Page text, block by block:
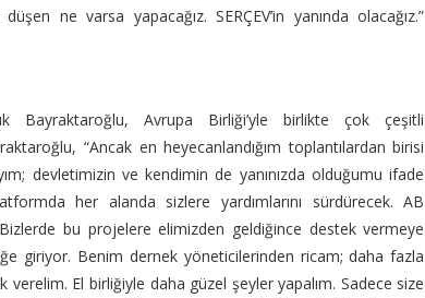
ne varsa yapacağız. SERÇEV’in yanında olacağız.”
Bayraktaroğlu, Avrupa Birliği’yle birlikte çok çeşitli
“Ancak en heyecanlandığım toplantılardan birisi
devletimizin ve kendimin de yanınızda olduğumu ifade
her alanda sizlere yardımlarını sürdürecek. AB
bu projelere elimizden geldiğince destek vermeye
giriyor. Benim dernek yöneticilerinden ricam; daha fazla
El birliğiyle daha güzel şeyler yapalım. Sadece size